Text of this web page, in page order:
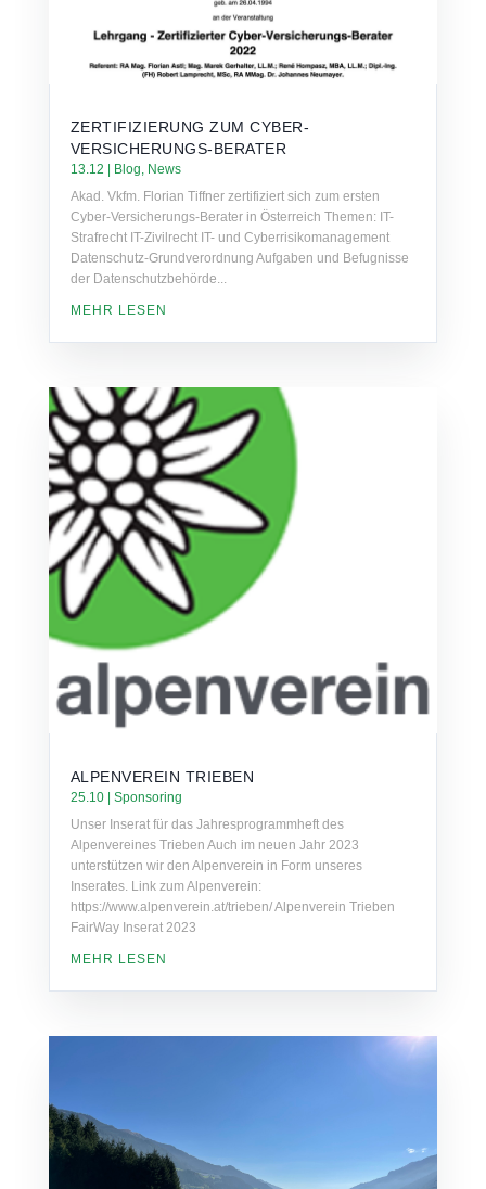
ZERTIFIZIERUNG ZUM CYBER-
VERSICHERUNGS-BERATER
13.12 | Blog News
Akad. Vkfm. Florian Tiffner zertifiziert sich zum ersten
Cyber-Versicherungs-Berater in Österreich Themen: IT-
Strafrecht IT-Zivilrecht IT- und Cyberrisikomanagement
Datenschutz-Grundverordnung Aufgaben und Befugnisse
der Datenschutzbehörde...
MEHR LESEN
ALPENVEREIN TRIEBEN
25.10| Sponsoring
Unser Inserat für das Jahresprogrammheft des
Alpenvereines Trieben Auch im neuen Jahr 2023
unterstützen wir den Alpenverein in Form unseres
Inserates. Link zum Alpenverein:
https://www.alpenverein.at/trieben/ Alpenverein Trieben
FairWay Inserat 2023
MEHR LESEN